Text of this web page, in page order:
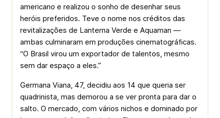
americano e realizou o sonho de desenhar seus
heróis preferidos. Teve o nome nos créditos das
revitalizações de Lanterna Verde e Aquaman —
ambas culminaram em produções cinematográficas.
“O Brasil virou um exportador de talentos, mesmo
sem dar espaço a eles.”
Germana Viana, 47, decidiu aos 14 que queria ser
quadrinista, mas demorou a se ver pronta para dar o
salto. O mercado, com vários nichos e dominado por